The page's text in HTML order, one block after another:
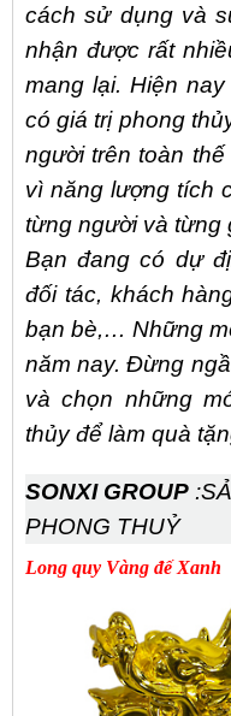
cách sử dụng và
nhận được rất
mang lại. Hiện
có giá trị phong
người trên toàn
vì năng lượng tích
từng người và từng
Bạn đang có dự
đối tác, khách
bạn bè,… Những
năm nay. Đừng
và chọn những
thủy để làm quà
SONXI GROUP
PHONG THUỶ
Long quy Vàng đế Xanh